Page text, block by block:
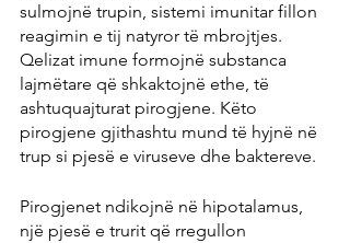
sulmojnë trupin, sistemi imunitar fillon
reagimin e tij natyror të mbrojtjes.
Qelizat imune formojnë substanca
lajmëtare që shkaktojnë ethe, të
ashtuquajturat pirogjene. Këto
pirogjene gjithashtu mund të hyjnë në
trup si pjesë e viruseve dhe baktereve.
Pirogjenet ndikojnë në hipotalamus,
një pjesë e trurit që rregullon